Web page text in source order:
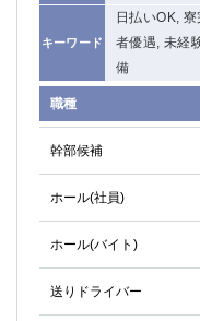
キーワード
日払いOK,
者優遇, 未経
備
職種
幹部候補
ホール(社員)
ホール(バイト)
送りドライバー